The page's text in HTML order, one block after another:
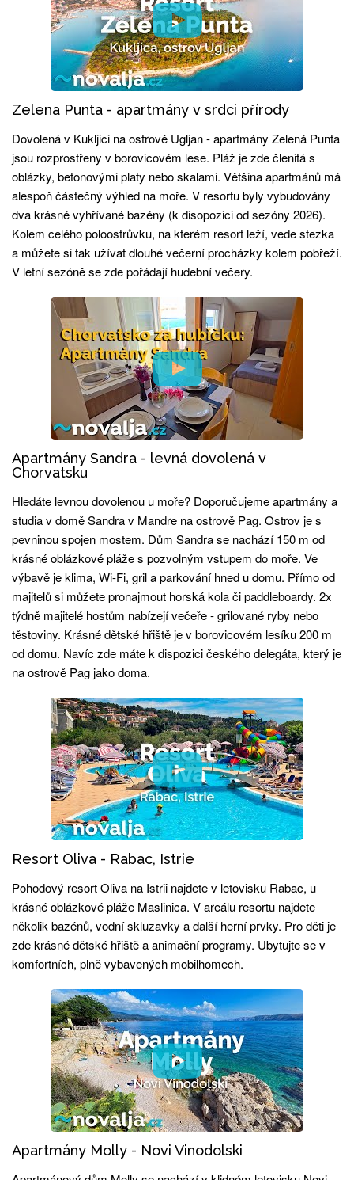
Zelena Punta - apartmány v srdci přírody
Dovolená v Kukljici na ostrově Ugljan - apartmány Zelená Punta
jsou rozprostřeny v borovicovém lese. Pláž je zde členitá s
oblázky, betonovými platy nebo skalami. Většina apartmánů má
alespoň částečný výhled na moře. V resortu byly vybudovány
dva krásné vyhřívané bazény (k disopozici od sezóny 2026).
Kolem celého poloostrůvku, na kterém resort leží, vede stezka
a můžete si tak užívat dlouhé večerní procházky kolem pobřeží.
V letní sezóně se zde pořádají hudební večery.
Apartmány Sandra - levná dovolená v
Chorvatsku
Hledáte levnou dovolenou u moře? Doporučujeme apartmány a
studia v domě Sandra v Mandre na ostrově Pag. Ostrov je s
pevninou spojen mostem. Dům Sandra se nachází 150 m od
krásné oblázkové pláže s pozvolným vstupem do moře. Ve
výbavě je klima, Wi-Fi, gril a parkování hned u domu. Přímo od
majitelů si můžete pronajmout horská kola či paddleboardy. 2x
týdně majitelé hostům nabízejí večeře - grilované ryby nebo
těstoviny. Krásné dětské hřiště je v borovicovém lesíku 200 m
od domu. Navíc zde máte k dispozici českého delegáta, který je
na ostrově Pag jako doma.
Resort Oliva - Rabac, Istrie
Pohodový resort Oliva na Istrii najdete v letovisku Rabac, u
krásné oblázkové pláže Maslinica. V areálu resortu najdete
několik bazénů, vodní skluzavky a další herní prvky. Pro děti je
zde krásné dětské hřiště a animační programy. Ubytujte se v
komfortních, plně vybavených mobilhomech.
Apartmány Molly - Novi Vinodolski